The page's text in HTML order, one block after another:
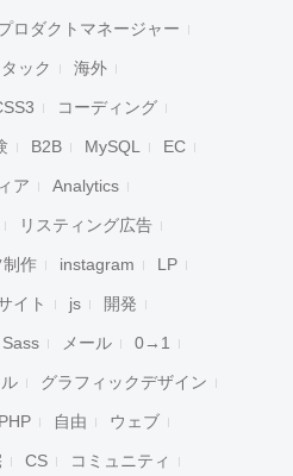
ロダクトマネージャー
ック 海外
コーディング
B2B MySQL EC
ア Analytics
リスティング広告
制作 instagram LP
イト js 開発
Sass メール 0→1
グラフィックデザイン
自由 ウェブ
CS コミュニティ